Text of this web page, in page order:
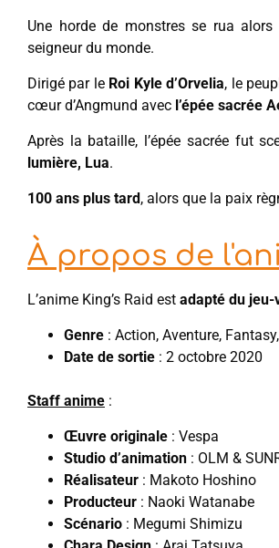
Une horde de monstres se rua
seigneur du monde.
Dirigé par le Roi Kyle d’Orvelia, le
cœur d’Angmund avec l’épée sacrée
Après la bataille, l’épée sacrée fut
lumière, Lua.
100 ans plus tard, alors que la paix
À propos de
L’anime King’s Raid est adapté du jeu-
Genre : Action, Aventure,
Date de sortie : 2 octobre 2020
Staff anime :
Œuvre originale : Vespa
Studio d’animation : OLM &
Réalisateur : Makoto Hoshino
Producteur : Naoki Watanabe
Scénario : Megumi Shimizu